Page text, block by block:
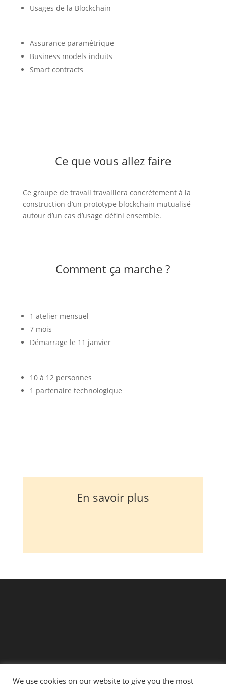
Usages de la Blockchain
Assurance paramétrique
Business models induits
Smart contracts
Ce que vous allez faire
Ce groupe de travail travaillera concrètement à la
construction d’un prototype blockchain mutualisé
autour d’un cas d’usage défini ensemble.
Comment ça marche ?
1 atelier mensuel
7 mois
Démarrage le 11 janvier
10 à 12 personnes
1 partenaire technologique
En savoir plus
We use cookies on our website to give you the most